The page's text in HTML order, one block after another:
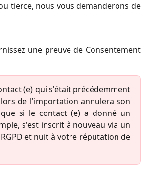
tierce, nous vous demanderons de
une preuve de Consentement
(e) qui s'était précédemment
de l'importation annulera son
si le contact (e) a donné un
s'est inscrit à nouveau via un
et nuit à votre réputation de